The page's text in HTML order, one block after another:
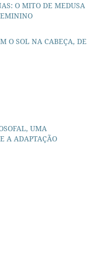
O MITO DE MEDUSA
O SOL NA CABEÇA, DE
UMA
A ADAPTAÇÃO